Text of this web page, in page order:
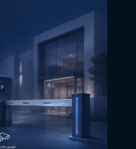
همیار
امنیت
کنترل تردد و